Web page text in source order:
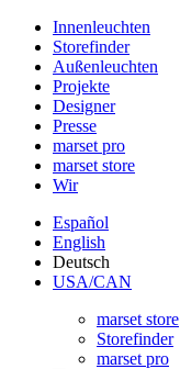
Innenleuchten
Storefinder
Außenleuchten
Projekte
Designer
Presse
marset pro
marset store
Wir
Español
English
Deutsch
USA/CAN
marset store
Storefinder
marset pro